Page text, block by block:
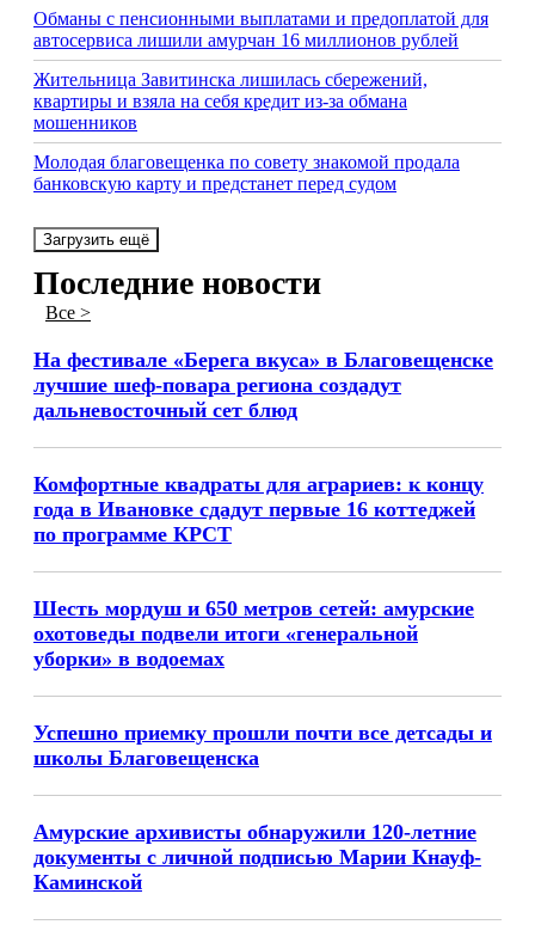
Обманы с пенсионными выплатами и предоплатой для
автосервиса лишили амурчан 16 миллионов рублей
Жительница Завитинска лишилась сбережений,
квартиры и взяла на себя кредит из-за обмана
мошенников
Молодая благовещенка по совету знакомой продала
банковскую карту и предстанет перед судом
Загрузить ещё
Последние новости
Все >
На фестивале «Берега вкуса» в Благовещенске
лучшие шеф-повара региона создадут
дальневосточный сет блюд
Комфортные квадраты для аграриев: к концу
года в Ивановке сдадут первые 16 коттеджей
по программе КРСТ
Шесть мордуш и 650 метров сетей: амурские
охотоведы подвели итоги «генеральной
уборки» в водоемах
Успешно приемку прошли почти все детсады и
школы Благовещенска
Амурские архивисты обнаружили 120-летние
документы с личной подписью Марии Кнауф-
Каминской